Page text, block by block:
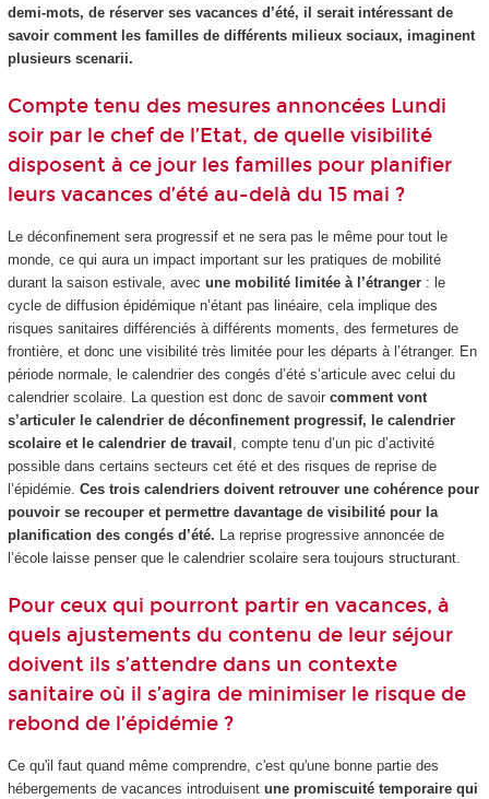
demi-mots, de réserver ses vacances d’été, il serait intéressant de
savoir comment les familles de différents milieux sociaux, imaginent
plusieurs scenarii.
Compte tenu des mesures annoncées Lundi
soir par le chef de l’Etat, de quelle visibilité
disposent à ce jour les familles pour planifier
leurs vacances d’été au-delà du 15 mai ?
Le déconfinement sera progressif et ne sera pas le même pour tout le
monde, ce qui aura un impact important sur les pratiques de mobilité
durant la saison estivale, avec une mobilité limitée à l’étranger: le
cycle de diffusion épidémique n’étant pas linéaire, cela implique des
risques sanitaires différenciés à différents moments, des fermetures de
frontière, et donc une visibilité très limitée pour les départs à l’étranger. En
période normale, le calendrier des congés d’été s’articule avec celui du
calendrier scolaire. La question est donc de savoir comment vont
s’articuler le calendrier de déconfinement progressif, le calendrier
scolaire et le calendrier de travail , compte tenu d’un pic d’activité
possible dans certains secteurs cet été et des risques de reprise de
l’épidémie. Ces trois calendriers doivent retrouver une cohérence pour
pouvoir se recouper et permettre davantage de visibilité pour la
planification des congés d’été. La reprise progressive annoncée de
l’école laisse penser que le calendrier scolaire sera toujours structurant.
Pour ceux qui pourront partir en vacances, à
quels ajustements du contenu de leur séjour
doivent ils s’attendre dans un contexte
sanitaire où il s’agira de minimiser le risque de
rebond de l’épidémie ?
Ce qu'il faut quand même comprendre, c'est qu'une bonne partie des
hébergements de vacances introduisent une promiscuité temporaire qui